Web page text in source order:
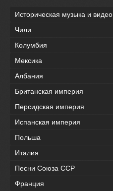
Историческая музыка и видео
Чили
Колумбия
Мексика
Албания
Британская империя
Персидская империя
Испанская империя
Польша
Италия
Песни Союза ССР
Франция